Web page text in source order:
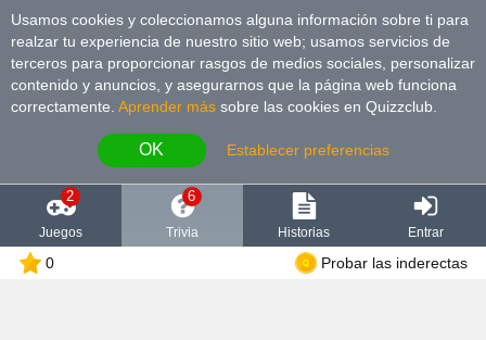
Usamos cookies y coleccionamos alguna información sobre ti para
realzar tu experiencia de nuestro sitio web; usamos servicios de
terceros para proporcionar rasgos de medios sociales, personalizar
contenido y anuncios, y asegurarnos que la página web funciona
correctamente. Aprender más sobre las cookies en Quizzclub.
OK Establecer preferencias
2
Juegos
6
Trivia Historias Entrar
0 Probar las inderectas